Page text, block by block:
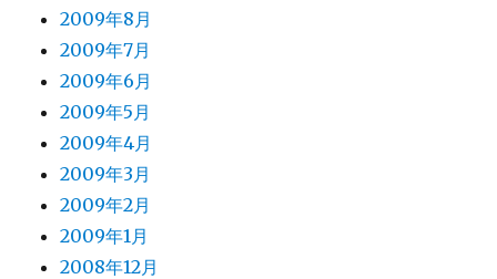
2009年8月
2009年7月
2009年6月
2009年5月
2009年4月
2009年3月
2009年2月
2009年1月
2008年12月